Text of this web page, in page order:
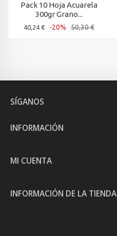
Pack 10 Hoja Acuarela
300gr Grano...
40,24 € -20% 50,30 €
SÍGANOS
INFORMACIÓN
MI CUENTA
INFORMACIÓN DE LA TIENDA